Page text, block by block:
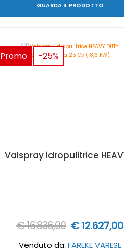
GUARDA IL PRODOTTO
Promo -25%
€ 16.836,00 € 12.627,00
Venduto da: FAREKE VARESE